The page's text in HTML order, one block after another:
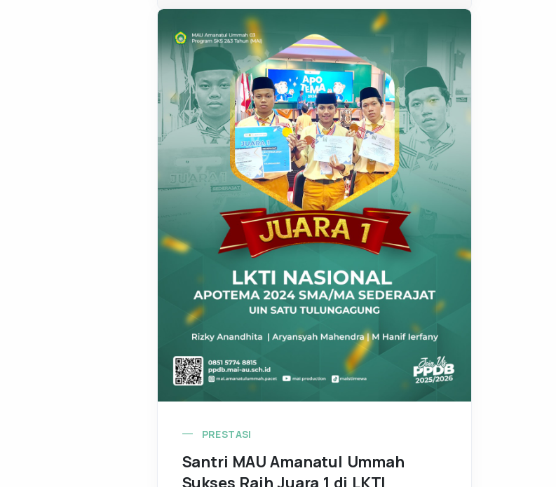
PRESTASI
Santri MAU Amanatul Ummah
Sukses Raih Juara 1 di LKTI